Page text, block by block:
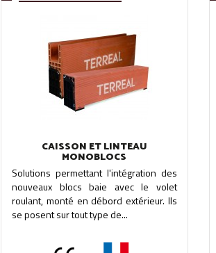
CAISSON ET LINTEAU
MONOBLOCS
Solutions permettant l'intégration des
nouveaux blocs baie avec le volet
roulant, monté en débord extérieur. Ils
se posent sur tout type de...